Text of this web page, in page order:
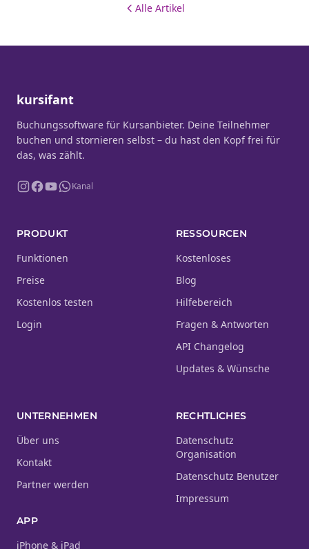
Alle Artikel
kursifant
Buchungssoftware für Kursanbieter. Deine Teilnehmer
buchen und stornieren selbst – du hast den Kopf frei für
das, was zählt.
Kanal
PRODUKT
Funktionen
Preise
Kostenlos testen
Login
RESSOURCEN
Kostenloses
Blog
Hilfebereich
Fragen & Antworten
API Changelog
Updates & Wünsche
UNTERNEHMEN
Über uns
Kontakt
Partner werden
APP
iPhone & iPad
RECHTLICHES
Datenschutz
Organisation
Datenschutz Benutzer
Impressum